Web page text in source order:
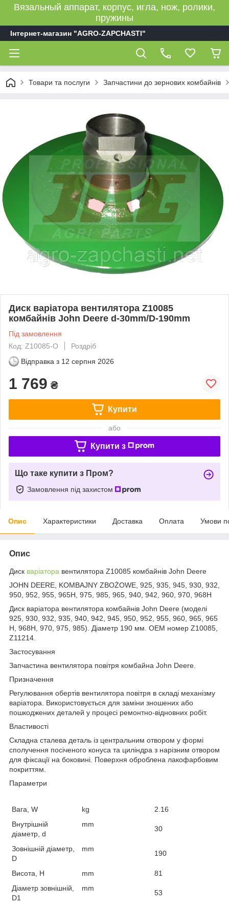
Вязальный аппарат, корпус, игла, нож, ролики,
пружины
Інтернет-магазин "AGRO-ZAPCHASTI"
Товари та послуги Запчастини до зернових комбайнів
Диск варіатора вентилятора Z10085
комбайнів John Deere d-30mm/D-190mm
Під замовлення
Код: Z10085-O
Роздріб
Відправка з 12 серпня 2026
1 769 ₴
Купити
або
Купити з
Що таке купити з Пром?
Замовлення під захистом
Опис Характеристики Доставка Оплата Умови
Опис
Диск варіатора вентилятора Z10085 комбайнів John Deere
JOHN DEERE, KOMBAJNY ZBOŻOWE, 925, 935, 945, 930, 932,
950, 952, 955, 965H, 975, 985, 965, 940, 942, 960, 970, 968H
Диск варіатора вентилятора комбайнів John Deere (моделі
925, 930, 932, 935, 940, 942, 945, 950, 952, 955, 960, 965, 965
Н, 968Н, 970, 975, 985). Діаметр 190 мм. OEM номер Z10085,
Z11214.
Застосування
Запчастина вентилятора повітря комбайна John Deere.
Призначення
Регулювання обертів вентилятора повітря в складі механізму
варіатора. Використовується для заміни зношених або
пошкоджених деталей у процесі ремонтно-відновних робіт.
Властивості
Складна сталева деталь із центральним отвором у формі
сполучення посіченого конуса та циліндра з нарізним отвором
для фіксації на боковині. Поверхня оброблена лакофарбовим
покриттям.
Параметри
Вага, W kg
2.16
Внутрішній
діаметр, d
mm
30
Зовнішній діаметр,
D
mm
190
Висота, H mm
81
Діаметр зовнішній,
D1
mm
53